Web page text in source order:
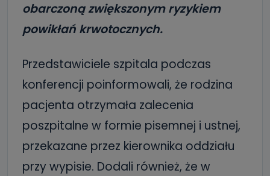
obarczoną zwiększonym ryzykiem
powikłań krwotocznych.
Przedstawiciele szpitala podczas
konferencji poinformowali, że rodzina
pacjenta otrzymała zalecenia
poszpitalne w formie pisemnej i ustnej,
przekazane przez kierownika oddziału
przy wypisie. Dodali również, że w